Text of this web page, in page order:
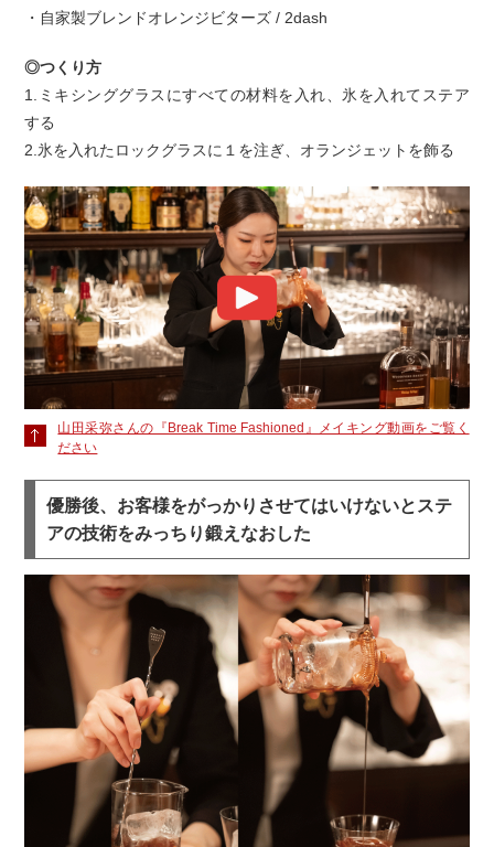
・自家製ブレンドオレンジビターズ / 2dash
◎つくり方
1.ミキシンググラスにすべての材料を入れ、氷を入れてステア
する
2.氷を入れたロックグラスに１を注ぎ、オランジェットを飾る
山田采弥さんの『Break Time Fashioned』メイキング動画をご覧く
ださい
優勝後、お客様をがっかりさせてはいけないとステ
アの技術をみっちり鍛えなおした